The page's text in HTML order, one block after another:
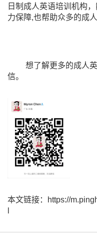
日制成人英语培训机构
力保障,也帮助众多的成
想了解更多的成人英
信。
本文链接：https://